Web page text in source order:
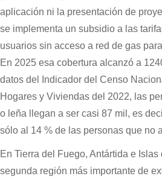
aplicación ni la presentación de
se implementa un subsidio a las
usuarios sin acceso a red de gas
En 2025 esa cobertura alcanzó a
datos del Indicador del Censo
Hogares y Viviendas del 2022, las
o leña llegan a ser casi 87 mil, es
sólo al 14 % de las personas que no
En Tierra del Fuego, Antártida e Islas
segunda región más importante de